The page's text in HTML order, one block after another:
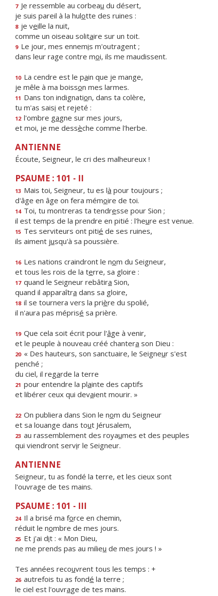
7 Je ressemble au corbeau du désert,
je suis pareil à la hulotte des ruines :
8 je veille la nuit,
comme un oiseau solitaire sur un toit.
9 Le jour, mes ennemis m'outragent ;
dans leur rage contre moi, ils me maudissent.
10 La cendre est le pain que je mange,
je mêle à ma boisson mes larmes.
11 Dans ton indignation, dans ta colère,
tu m'as saisi et rejeté :
12 l'ombre gagne sur mes jours,
et moi, je me dessèche comme l'herbe.
ANTIENNE
Écoute, Seigneur, le cri des malheureux !
PSAUME : 101 - II
13 Mais toi, Seigneur, tu es là pour toujours ;
d'âge en âge on fera mémoire de toi.
14 Toi, tu montreras ta tendresse pour Sion ;
il est temps de la prendre en pitié : l'heure est venue.
15 Tes serviteurs ont pitié de ses ruines,
ils aiment jusqu'à sa poussière.
16 Les nations craindront le nom du Seigneur,
et tous les rois de la terre, sa gloire :
17 quand le Seigneur rebâtira Sion,
quand il apparaîtra dans sa gloire,
18 il se tournera vers la prière du spolié,
il n'aura pas méprisé sa prière.
19 Que cela soit écrit pour l'âge à venir,
et le peuple à nouveau créé chantera son Dieu :
20 « Des hauteurs, son sanctuaire, le Seigneur s'est
penché ;
du ciel, il regarde la terre
21 pour entendre la plainte des captifs
et libérer ceux qui devaient mourir. »
22 On publiera dans Sion le nom du Seigneur
et sa louange dans tout Jérusalem,
23 au rassemblement des royaumes et des peuples
qui viendront servir le Seigneur.
ANTIENNE
Seigneur, tu as fondé la terre, et les cieux sont
l'ouvrage de tes mains.
PSAUME : 101 - III
24 Il a brisé ma force en chemin,
réduit le nombre de mes jours.
25 Et j'ai dit : « Mon Dieu,
ne me prends pas au milieu de mes jours ! »
Tes années recouvrent tous les temps : +
26 autrefois tu as fondé la terre ;
le ciel est l'ouvrage de tes mains.